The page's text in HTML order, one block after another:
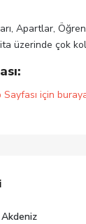
Apartlar,
üzerinde çok
için buraya